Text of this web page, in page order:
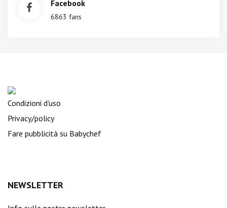
Facebook
6863 fans
Condizioni d'uso
Privacy/policy
Fare pubblicità su Babychef
NEWSLETTER